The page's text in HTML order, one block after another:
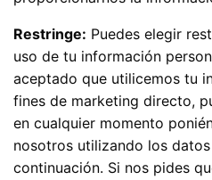
Restringe: Puedes elegir
uso de tu información
aceptado que utilicemos tu
fines de marketing directo,
en cualquier momento
nosotros utilizando los
continuación. Si nos pides